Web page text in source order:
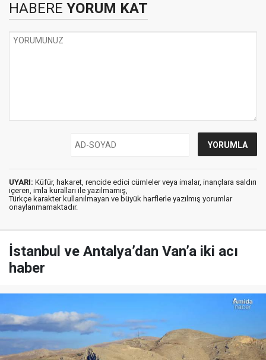
HABERE YORUM KAT
UYARI: Küfür, hakaret, rencide edici cümleler veya imalar, inançlara saldırı
içeren, imla kuralları ile yazılmamış,
Türkçe karakter kullanılmayan ve büyük harflerle yazılmış yorumlar
onaylanmamaktadır.
İstanbul ve Antalya’dan Van’a iki acı
haber